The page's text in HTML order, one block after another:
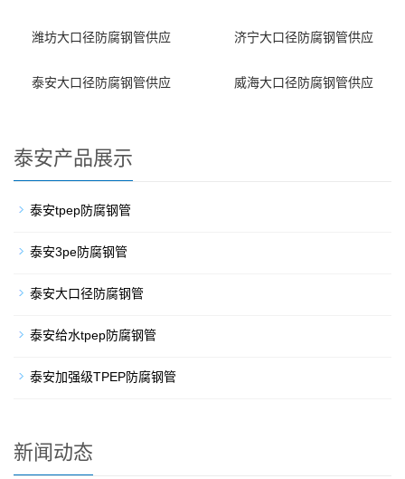
潍坊大口径防腐钢管供应 济宁大口径防腐钢管供应
泰安大口径防腐钢管供应 威海大口径防腐钢管供应
泰安产品展示
泰安tpep防腐钢管
泰安3pe防腐钢管
泰安大口径防腐钢管
泰安给水tpep防腐钢管
泰安加强级TPEP防腐钢管
新闻动态